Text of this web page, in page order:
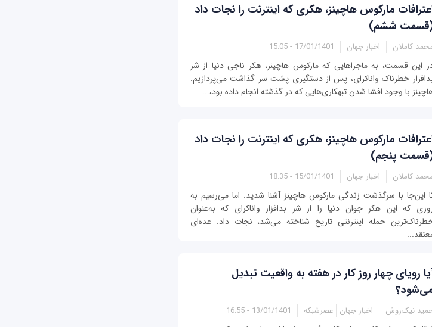
مارکوس هاچینز، هکری که اینترنت را نجات داد
ششم)
کاملان اخبار جهان 17/01/1401 - 15:05
این قسمت، به ماجراهایی که مارکوس هاچینز، هکر ناجی دنیا از شر
خطرناک واناکرای، پس از دستگیری پشت سر گذاشت می‌پردازیم.
با وجود افشا شدن تبهکاری‌هایی که در گذشته انجام داده بود،...
مارکوس هاچینز، هکری که اینترنت را نجات داد
پنجم)
کاملان اخبار جهان 15/01/1401 - 18:35
این‌جا با سرگذشت زندگی مارکوس هاچینز آشنا شدید. اما می‌رسیم به
که این هکر جوان دنیا را از شر بدافزار واناکرای که به‌عنوان
حمله اینترنتی تاریخ شناخته می‌شد، نجات داد. عده‌ای
رویای چهار روز کار در هفته به واقعیت تبدیل
نیک‌روش اخبار جهان عصرشبکه 13/01/1401 - 16:55